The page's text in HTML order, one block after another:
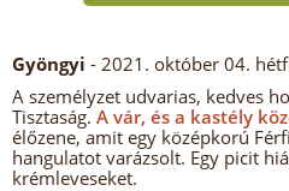
Gyöngyi - 2021. október 04.
A személyzet udvarias, kedves
Tisztaság. A vár, és a kastély
élőzene, amit egy középkorú
hangulatot varázsolt. Egy picit
krémleveseket.